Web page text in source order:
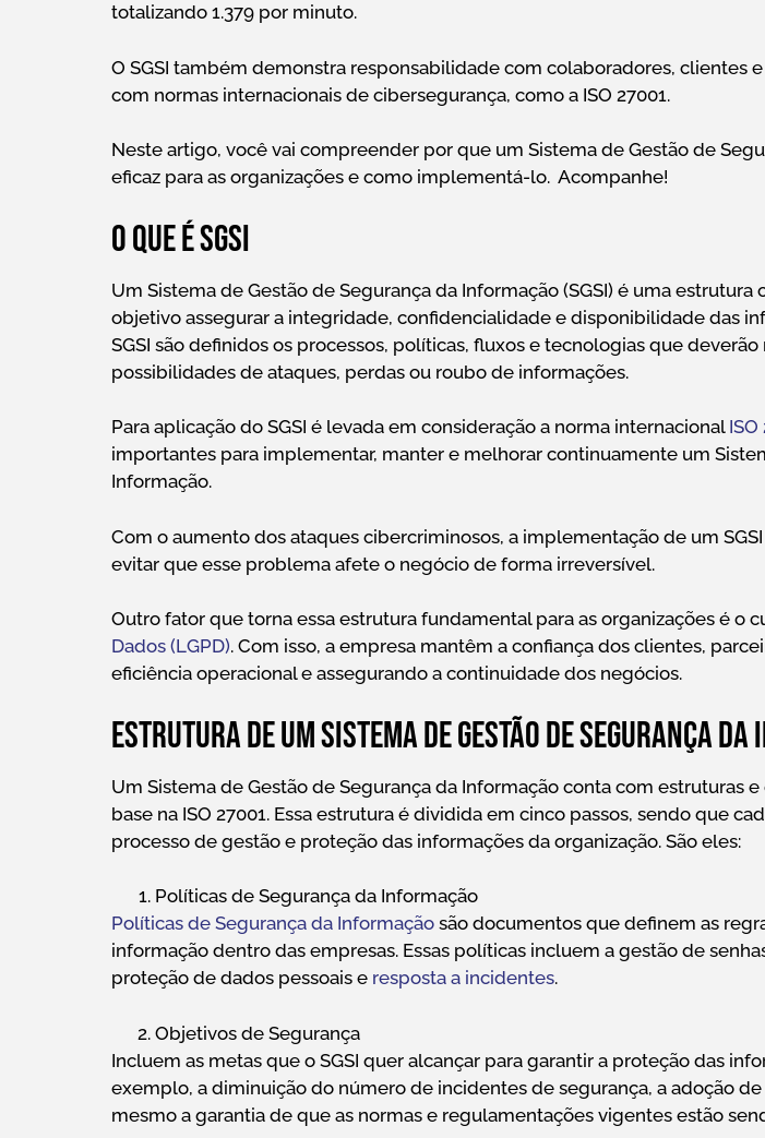
totalizando 1.379 por minuto.
O SGSI também demonstra responsabilidade com colaboradores, clientes
com normas internacionais de cibersegurança, como a ISO 27001.
Neste artigo, você vai compreender por que um Sistema de Gestão de
eficaz para as organizações e como implementá-lo. Acompanhe!
O que é SGSI
Um Sistema de Gestão de Segurança da Informação (SGSI) é uma
objetivo assegurar a integridade, confidencialidade e disponibilidade das
SGSI são definidos os processos, políticas, fluxos e tecnologias que
possibilidades de ataques, perdas ou roubo de informações.
Para aplicação do SGSI é levada em consideração a norma internacional ISO
importantes para implementar, manter e melhorar continuamente um
Informação.
Com o aumento dos ataques cibercriminosos, a implementação de um
evitar que esse problema afete o negócio de forma irreversível.
Outro fator que torna essa estrutura fundamental para as organizações é o
Dados (LGPD). Com isso, a empresa mantêm a confiança dos clientes,
eficiência operacional e assegurando a continuidade dos negócios.
Estrutura de um Sistema de Gestão de Segurança da
Um Sistema de Gestão de Segurança da Informação conta com estruturas
base na ISO 27001. Essa estrutura é dividida em cinco passos, sendo que
processo de gestão e proteção das informações da organização. São eles:
Políticas de Segurança da Informação
Políticas de Segurança da Informação são documentos que definem as
informação dentro das empresas. Essas políticas incluem a gestão de
proteção de dados pessoais e resposta a incidentes.
Objetivos de Segurança
Incluem as metas que o SGSI quer alcançar para garantir a proteção das
exemplo, a diminuição do número de incidentes de segurança, a adoção de
mesmo a garantia de que as normas e regulamentações vigentes estão